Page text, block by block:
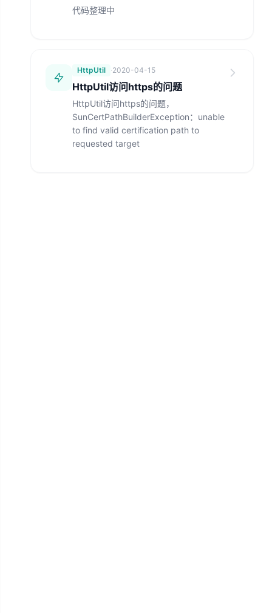
代码整理中
HttpUtil ·2020-04-15
HttpUtil访问https的问题
HttpUtil访问https的问题，
SunCertPathBuilderException：unable
to find valid certification path to
requested target